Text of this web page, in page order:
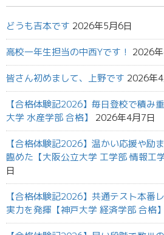
どうも吉本です 2026年5月6日
高校一年生担当の中西Yです！ 2026
皆さん初めまして、上野です 2026年
【合格体験記2026】毎日登校で積み
大学 水産学部 合格】
2026年4月7日
【合格体験記2026】温かい応援や励
臨めた【大阪公立大学 工学部 情報工
日
【合格体験記2026】共通テスト本番
実力を発揮【神戸大学 経済学部 合格】